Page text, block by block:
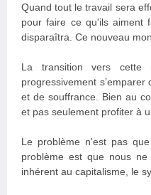
Quand tout le travail sera
pour faire ce qu'ils aiment
disparaîtra. Ce nouveau
La transition vers cette
progressivement
et de souffrance. Bien au
et pas seulement profiter à
Le problème n'est pas
problème est que nous
inhérent au capitalisme, le